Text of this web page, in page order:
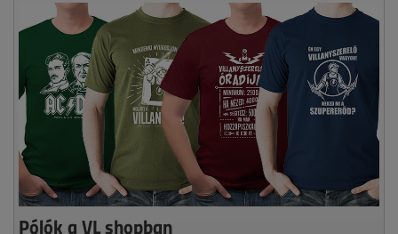
Pólók a VL shopban